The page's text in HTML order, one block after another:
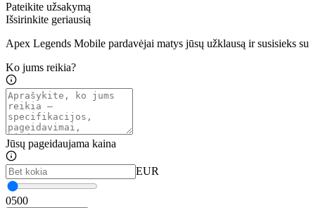
Pateikite užsakymą
Išsirinkite geriausią
Apex Legends Mobile pardavėjai matys jūsų užklausą ir susisieks
Ko jums reikia?
Jūsų pageidaujama kaina
EUR
0500